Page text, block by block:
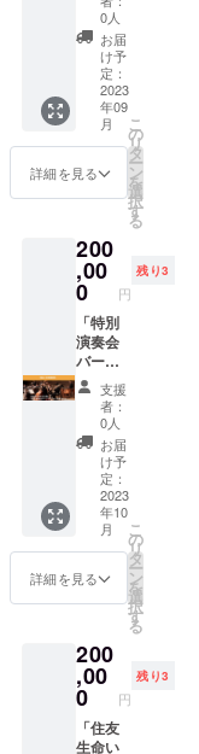
がござ
いま
す。 ※
記録映
像など
にお顔
が映り
ますの
でご了
承くだ
クルス
Vol.1 日
時：
2023年
9月16日
(土)
14:00開
演 会
場：
ザ・シ
ホール
指揮：
ポー
ル・ポ
ピエル
※スーツ
等のド
レス
コード
がござ
いま
す。 ※
記録映
像など
にお顔
が映り
ますの
でご了
承くだ
Vol.2」
舞台上
特別鑑
賞券
【以下
の公演
で、ス
テージ
上に設
ける特
演奏会
をご鑑
賞いた
だけま
す。】
特別演
奏会
バーン
ズ・チ
クルス
Vol.2 日
時：
2023年
9月24日
(日)
14:00開
演 会
場：
ザ・シ
ホール
指揮：
ポー
ル・ポ
ピエル
※スーツ
0人
お届
け予
定：
2023
年09
月
詳細を見る
こ
の
リ
タ
ー
ン
を
選
択
す
る
200
,00
0 円
残り3
「特別
演奏会
バーン
ズ・チ
クルス
Vol.3」
舞台上
特別鑑
賞券
【以下
の公演
で、ス
テージ
上に設
ける特
演奏会
をご鑑
賞いた
だけま
す。】
特別演
支援
者：
0人
お届
け予
定：
2023
年10
月
詳細を見る
こ
の
リ
タ
ー
ン
を
選
択
す
る
200
,00
0 円
残り3
「住友
生命い